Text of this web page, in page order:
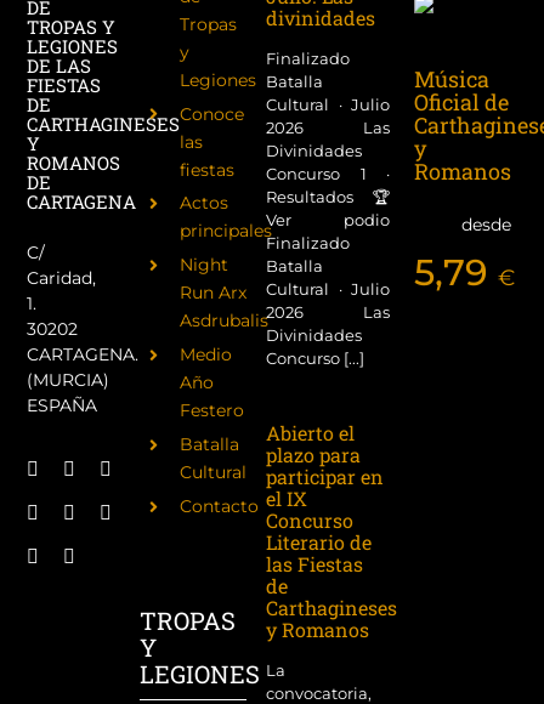
DE
TROPAS Y
LEGIONES
DE LAS
FIESTAS
DE
CARTHAGINESES
Y
ROMANOS
DE
CARTAGENA
C/
Caridad,
1.
30202
CARTAGENA.
(MURCIA)
ESPAÑA
Tropas
y
Legiones
Conoce
las
fiestas
Actos
principales
Night
Run Arx
Asdrubalis
Medio
Año
Festero
Batalla
Cultural
Contacto
TROPAS
Y
LEGIONES
divinidades
Finalizado
Batalla
Cultural · Julio
2026 Las
Divinidades
Concurso 1 ·
Resultados 🏆
Ver podio
Finalizado
Batalla
Cultural · Julio
2026 Las
Divinidades
Concurso [...]
Abierto el
plazo para
participar en
el IX
Concurso
Literario de
las Fiestas
de
Carthagineses
y Romanos
La
convocatoria,
Música
Oficial de
y
Romanos
desde
5,79€